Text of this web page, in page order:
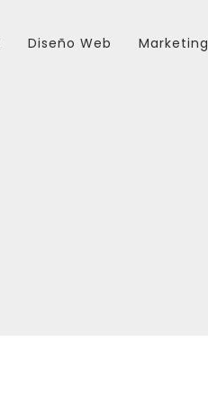
Diseño Web Marketing